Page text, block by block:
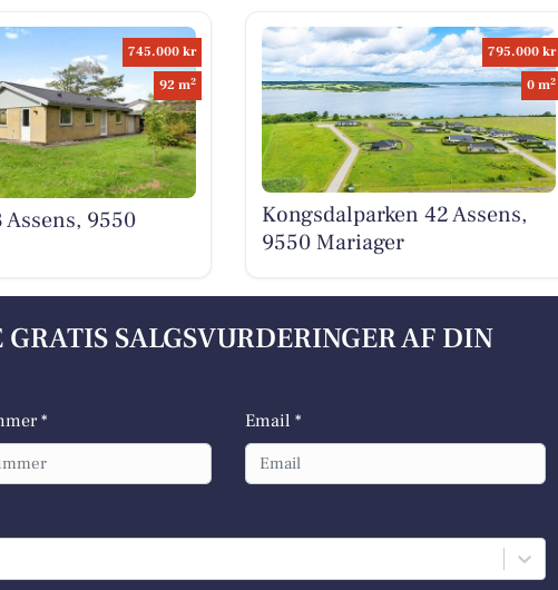
745.000 kr
92 m2
Assens, 9550
795.000 kr
0 m2
Kongsdalparken 42 Assens,
9550 Mariager
GRATIS SALGSVURDERINGER AF DIN
* Email *